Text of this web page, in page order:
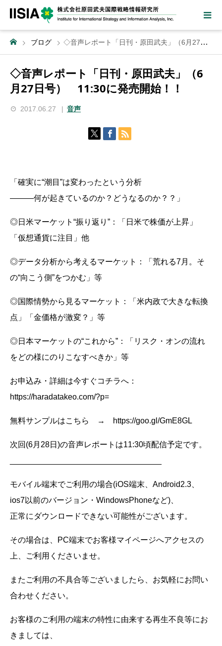
ブログ ◇音声レポート「日刊・原田武夫」（6月27日号） 11:30に発売開始！！
◇音声レポート「日刊・原田武夫」（6
月27日号） 11:30に発売開始！！
2017.06.27 音声
「確実に“潮目”は変わったという分析
―――何が起きているのか？どうなるのか？？」
◎日米マーケット“振り返り”：「日米で株価が上昇」
「仮想通貨に注目」他
◎データ分析から考えるマーケット：「荒れる7月。そ
の“向こう側”をつかむ」等
◎国際情勢から見るマーケット：「米内政で大きな転換
点」「金価格が激変？」等
◎日本マーケットの“これから”：「リスク・オンの流れ
をどの様にのりこなすべきか」等
お申込み・詳細は今すぐコチラへ：
https://haradatakeo.com/?p=
無料サンプルはこちら → https://goo.gl/GmE8GL
次回(6月28日)の音声レポートは11:30頃配信予定です。
モバイル端末でご利用の場合(iOS端末、Android2.3、
ios7以前のバージョン・WindowsPhoneなど)、
正常にダウンロードできない可能性がございます。
その場合は、PC端末でお客様マイページへアクセスの
上、ご利用くださいませ。
またご利用の不具合等ございましたら、お気軽にお問い
合わせください。
お客様のご利用の端末の特性に由来する再生不良等にお
きましては、